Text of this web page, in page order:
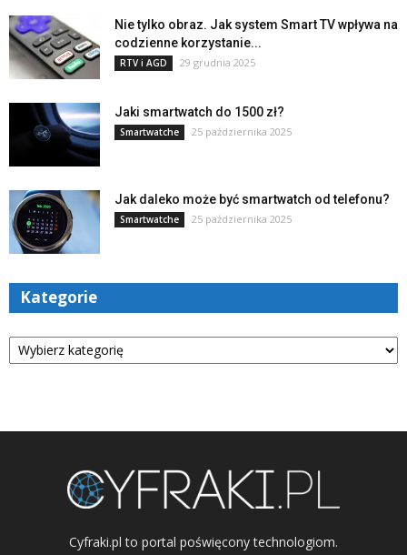
Nie tylko obraz. Jak system Smart TV wpływa na
codzienne korzystanie...
RTV i AGD 29 grudnia 2025
Jaki smartwatch do 1500 zł?
Smartwatche 25 października 2025
Jak daleko może być smartwatch od telefonu?
Smartwatche 25 października 2025
Kategorie
Kategorie
Cyfraki.pl to portal poświęcony technologiom.